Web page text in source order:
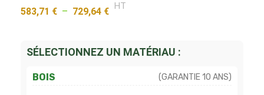
583,71 € – 729,64 € HT
SÉLECTIONNEZ UN MATÉRIAU :
BOIS (GARANTIE 10 ANS)